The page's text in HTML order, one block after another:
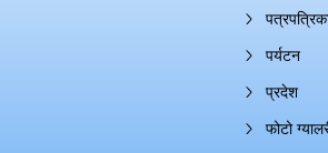
पर्यटन
प्रदेश
फोटो